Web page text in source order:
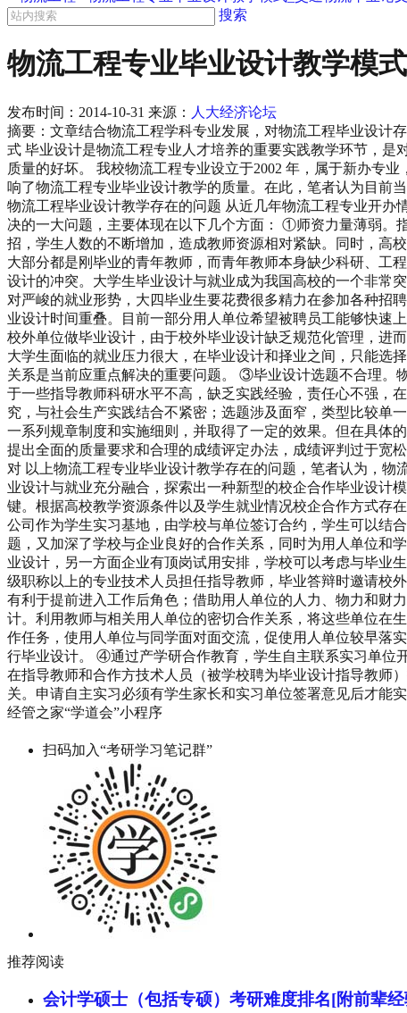
搜索
物流工程专业毕业设计教学模
发布时间： 2014-10-31 来源： 人大经济论坛
摘要：文章结合物流工程学科专业发展，对物流工程毕业设计
式 毕业设计是物流工程专业人才培养的重要实践教学环节，
质量的好坏。 我校物流工程专业设立于2002 年，属于新办专
响了物流工程专业毕业设计教学的质量。在此，笔者认为目前
物流工程毕业设计教学存在的问题 从近几年物流工程专业开
决的一大问题，主要体现在以下几个方面： ①师资力量薄弱。
招，学生人数的不断增加，造成教师资源相对紧缺。同时，高
大部分都是刚毕业的青年教师，而青年教师本身缺少科研、工
设计的冲突。大学生毕业设计与就业成为我国高校的一个非常
对严峻的就业形势，大四毕业生要花费很多精力在参加各种招
业设计时间重叠。目前一部分用人单位希望被聘员工能够快速
校外单位做毕业设计，由于校外毕业设计缺乏规范化管理，进
大学生面临的就业压力很大，在毕业设计和择业之间，只能选
关系是当前应重点解决的重要问题。 ③毕业设计选题不合理。
于一些指导教师科研水平不高，缺乏实践经验，责任心不强，
究，与社会生产实践结合不紧密；选题涉及面窄，类型比较单
一系列规章制度和实施细则，并取得了一定的效果。但在具体
提出全面的质量要求和合理的成绩评定办法，成绩评判过于宽
对 以上物流工程专业毕业设计教学存在的问题，笔者认为，
业设计与就业充分融合，探索出一种新型的校企合作毕业设计
键。根据高校教学资源条件以及学生就业情况校企合作方式存
公司作为学生实习基地，由学校与单位签订合约，学生可以结
题，又加深了学校与企业良好的合作关系，同时为用人单位和
业设计，另一方面企业有顶岗试用安排，学校可以考虑与毕业
级职称以上的专业技术人员担任指导教师，毕业答辩时邀请校
有利于提前进入工作后角色；借助用人单位的人力、物力和财
计。利用教师与相关用人单位的密切合作关系，将这些单位在
作任务，使用人单位与同学面对面交流，促使用人单位较早落
行毕业设计。 ④通过产学研合作教育，学生自主联系实习单位
在指导教师和合作方技术人员（被学校聘为毕业设计指导教师
关。申请自主实习必须有学生家长和实习单位签署意见后才能
经管之家“学道会”小程序
扫码加入“考研学习笔记群”
推荐阅读
会计学硕士（包括专硕）考研难度排名[附前辈